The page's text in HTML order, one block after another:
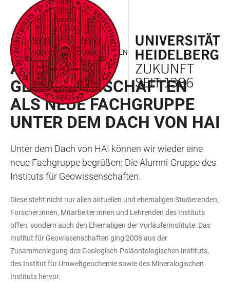
LINKS
ZUR
BARRIEREFREIHEIT
ZUM
HAUPTINHALT
HAUPTNAVIGATION
ÖFFNEN
WEBSEITENSUCHE
ÖFFNEN
FACHLICH – GEOWISSENSCHAFTEN
ALUMNI
GEOWISSENSCHAFTEN
ALS NEUE FACHGRUPPE
UNTER DEM DACH VON HAI
Unter dem Dach von HAI können wir wieder eine
neue Fachgruppe begrüßen: Die Alumni-Gruppe des
Instituts für Geowissenschaften.
Diese steht nicht nur allen aktuellen und ehemaligen Studierenden,
Forscher:innen, Mitarbeiter:innen und Lehrenden des Instituts
offen, sondern auch den Ehemaligen der Vorläuferinstitute: Das
Institut für Geowissenschaften ging 2008 aus der
Zusammenlegung des Geologisch-Paläontologischen Instituts,
des Institut für Umweltgeochemie sowie des Mineralogischen
Instituts hervor.